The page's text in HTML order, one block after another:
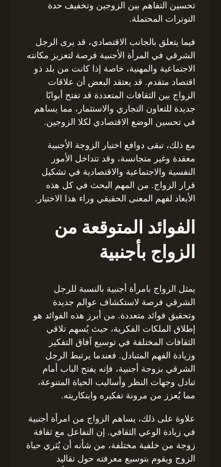
تحسين التفاهم بين الزوجين وتخفيف حدة
التوترات المحتملة.
فيما يتعلق بالجانب الاقتصادي، قد يرى الرجل
الشرقي في المرأة الأجنبية فرصة لتعزيز مكانته
الاجتماعية والمهنية، خاصة إذا كانت من بلد ذو
اقتصاد متقدم. قد يعتقد البعض أن علاقات
الزواج بين الثقافات المتعددة قد تفتح أبوابًا
جديدة للتعاون التجاري والاستثمار، مما يساهم
في تحسين الوضع الاقتصادي لكلا الزوجين.
مع ذلك، تبقى دوافع اختيار الزوجة الأجنبية
معقدة وغير متجانسة، وقد تتداخل الأمور
النفسية والاجتماعية والاقتصادية في تشكيل
قرار الزواج. من المهم البحث في كل هذه
الأبعاد لفهم المعنى الحقيقي وراء هذا الاختيار.
الفوائد المتوقعة من
الزواج بأجنبية
يمثل الزواج بامرأة أجنبية بالنسبة للرجل
الشرقي فرصة لاستكشاف عوالم جديدة
وتحقيق فوائد متعددة. من أبرز هذه الفوائد هو
إطلاق الملكات الفكرية، حيث يُسهم تلاقي
الثقافات المختلفة في توسيع آفاق التفكير
وزيادة الفهم المتبادل. فعندما يرتبط الرجل
الشرقي بزوجة أجنبية، فإنه يفتح الباب أمام
تبادل وجهات النظر وأساليب الحياة المتنوعة،
مما يُعزز من مرونة تفكيره وابتكاريته.
علاوة على ذلك، يساهم الزواج من امرأة أجنبية
في زيادة الوعي الثقافي. إن التفاعل مع ثقافة
زوجة من خلفية مختلفة، من شأنه أن يُثري حياة
الزوج ويقوم بتوسيع معرفته حول تقاليد